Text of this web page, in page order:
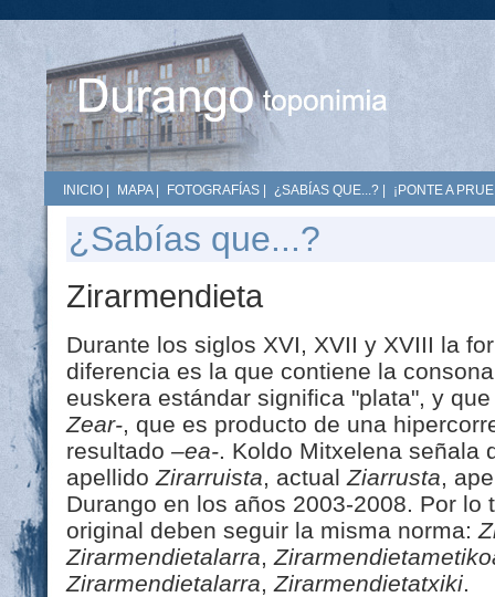
INICIO MAPA| FOTOGRAFÍAS ¿SABÍAS QUE...? ¡PONTE A
¿Sabías que...?
Zirarmendieta
Durante los siglos XVI, XVII y XVIII la
diferencia es la que contiene la
euskera estándar significa "plata", y
Zear-, que es producto de una
resultado –ea-. Koldo Mitxelena señala
apellido Zirarruista, actual Ziarrusta,
Durango en los años 2003-2008. Por
original deben seguir la misma norma:
Zirarmendietalarra,
Zirarmendietalarra, Zirarmendietatxiki.